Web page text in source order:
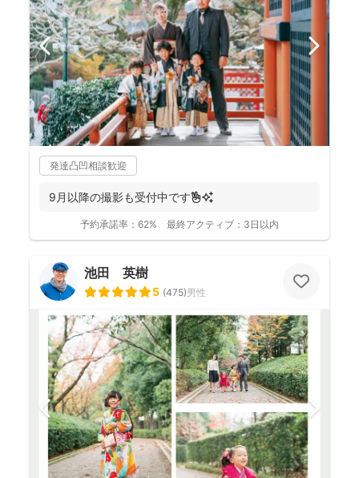
発達凸凹相談歓迎
9月以降の撮影も受付中です✌️✨
予約承諾率： 62% 最終アクティブ： 3日以内
池田 英樹
5 (475)男性